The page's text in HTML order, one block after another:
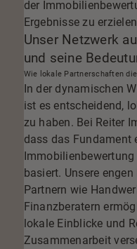
der
Ergebnisse zu
Unser Netzwerk
und seine
Wie lokale Partnerschaften
In der dynamischen
ist es entscheidend,
zu haben. Bei Reiter
dass das Fundament
basiert. Unsere
Partnern wie
Finanzberatern
lokale Einblicke und
Zusammenarbeit